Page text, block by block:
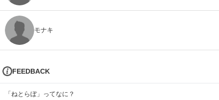
モナキ
FEEDBACK
「ねとらぼ」ってなに？